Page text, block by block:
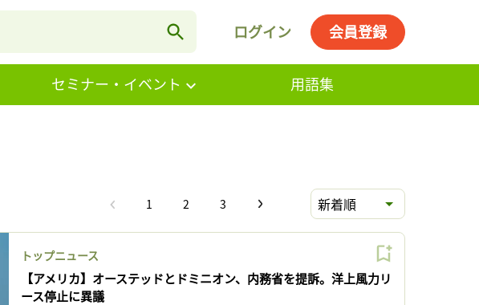
ログイン 会員登録
セミナー・イベント 用語集
1 2 3 新着順
トップニュース
【アメリカ】オーステッドとドミニオン、内務省を提訴。洋上風力リ
ース停止に異議